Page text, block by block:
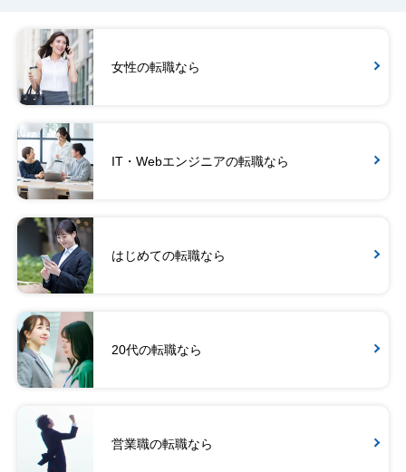
女性の転職なら
IT・Webエンジニアの転職なら
はじめての転職なら
20代の転職なら
営業職の転職なら